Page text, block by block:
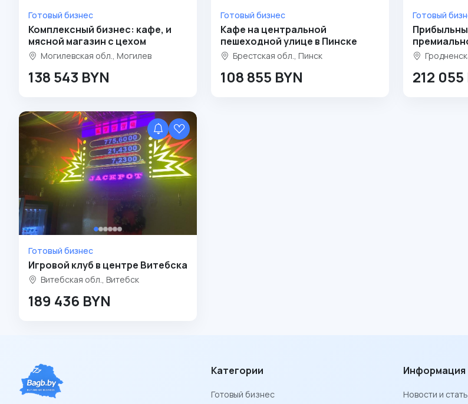
Готовый бизнес
Комплексный бизнес: кафе, и
мясной магазин с цехом
Могилевская обл., Могилев
138 543 BYN
Готовый бизнес
Кафе на центральной
пешеходной улице в Пинске
Брестская обл., Пинск
108 855 BYN
Готовый
212 055
Готовый бизнес
Игровой клуб в центре Витебска
Витебская обл., Витебск
189 436 BYN
Категории
Готовый бизнес
Информация
Новости и